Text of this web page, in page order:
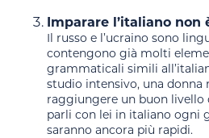
Imparare l’italiano non
Il russo e l’ucraino sono
contengono già molti
grammaticali simili
studio intensivo, una donna
raggiungere un buon livello
parli con lei in italiano ogni
saranno ancora più rapidi.